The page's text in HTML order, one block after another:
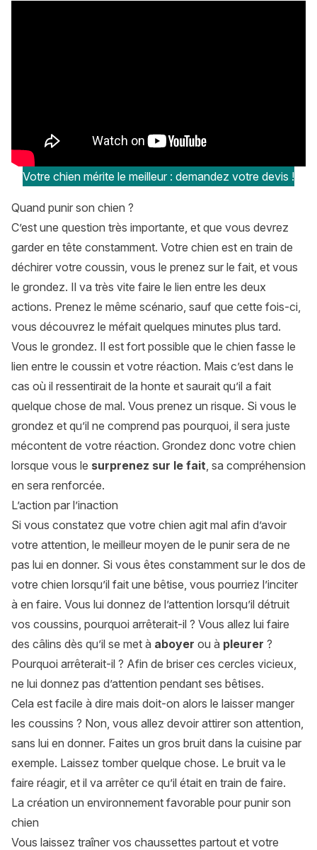
Votre chien mérite le meilleur : demandez votre devis !
Quand punir son chien ?
C’est une question très importante, et que vous devrez
garder en tête constamment. Votre chien est en train de
déchirer votre coussin, vous le prenez sur le fait, et vous
le grondez. Il va très vite faire le lien entre les deux
actions. Prenez le même scénario, sauf que cette fois-ci,
vous découvrez le méfait quelques minutes plus tard.
Vous le grondez. Il est fort possible que le chien fasse le
lien entre le coussin et votre réaction. Mais c’est dans le
cas où il ressentirait de la honte et saurait qu’il a fait
quelque chose de mal. Vous prenez un risque. Si vous le
grondez et qu’il ne comprend pas pourquoi, il sera juste
mécontent de votre réaction. Grondez donc votre chien
lorsque vous le surprenez sur le fait, sa compréhension
en sera renforcée.
L’action par l’inaction
Si vous constatez que votre chien agit mal afin d’avoir
votre attention, le meilleur moyen de le punir sera de ne
pas lui en donner. Si vous êtes constamment sur le dos de
votre chien lorsqu’il fait une bêtise, vous pourriez l’inciter
à en faire. Vous lui donnez de l’attention lorsqu’il détruit
vos coussins, pourquoi arrêterait-il ? Vous allez lui faire
des câlins dès qu’il se met à aboyer ou à pleurer ?
Pourquoi arrêterait-il ? Afin de briser ces cercles vicieux,
ne lui donnez pas d’attention pendant ses bêtises.
Cela est facile à dire mais doit-on alors le laisser manger
les coussins ? Non, vous allez devoir attirer son attention,
sans lui en donner. Faites un gros bruit dans la cuisine par
exemple. Laissez tomber quelque chose. Le bruit va le
faire réagir, et il va arrêter ce qu’il était en train de faire.
La création un environnement favorable pour punir son
chien
Vous laissez traîner vos chaussettes partout et votre